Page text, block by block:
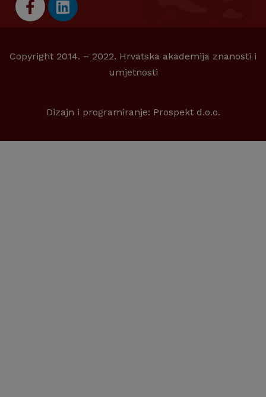
Copyright 2014. – 2022. Hrvatska akademija znanosti i
umjetnosti
Dizajn i programiranje: Prospekt d.o.o.